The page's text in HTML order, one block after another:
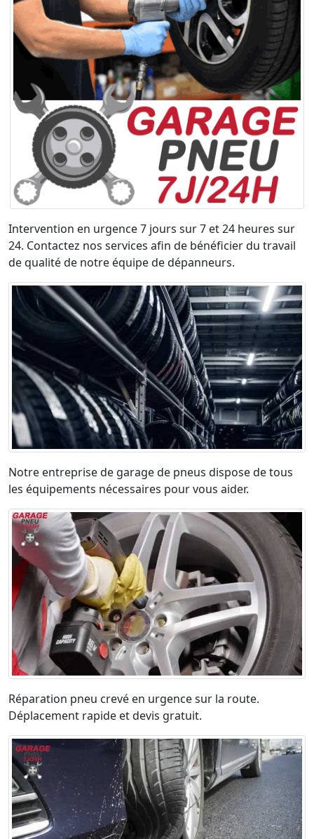
Intervention en urgence 7 jours sur 7 et 24 heures sur
24. Contactez nos services afin de bénéficier du travail
de qualité de notre équipe de dépanneurs.
Notre entreprise de garage de pneus dispose de tous
les équipements nécessaires pour vous aider.
Réparation pneu crevé en urgence sur la route.
Déplacement rapide et devis gratuit.